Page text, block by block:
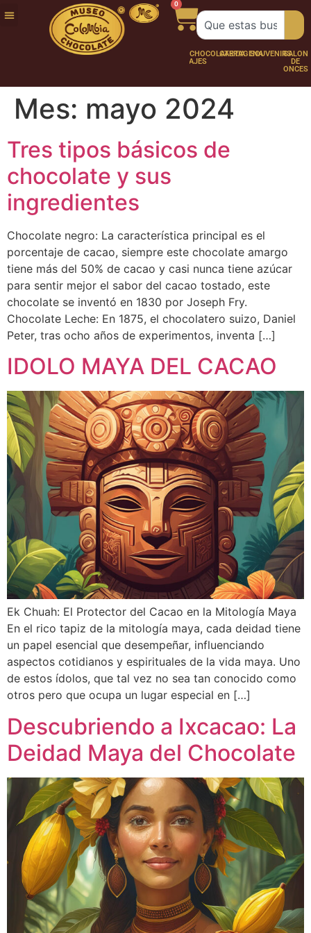
0
FUNDACIÓNNUESTRA
PERSONAJES
CHOCOLATERÍA
CARTAGENASOUVENIRSSALÓN
DE
ONCES
Mes: mayo 2024
Tres tipos básicos de
chocolate y sus
ingredientes
Chocolate negro: La característica principal es el
porcentaje de cacao, siempre este chocolate amargo
tiene más del 50% de cacao y casi nunca tiene azúcar
para sentir mejor el sabor del cacao tostado, este
chocolate se inventó en 1830 por Joseph Fry.
Chocolate Leche: En 1875, el chocolatero suizo, Daniel
Peter, tras ocho años de experimentos, inventa […]
IDOLO MAYA DEL CACAO
Ek Chuah: El Protector del Cacao en la Mitología Maya
En el rico tapiz de la mitología maya, cada deidad tiene
un papel esencial que desempeñar, influenciando
aspectos cotidianos y espirituales de la vida maya. Uno
de estos ídolos, que tal vez no sea tan conocido como
otros pero que ocupa un lugar especial en […]
Descubriendo a Ixcacao: La
Deidad Maya del Chocolate